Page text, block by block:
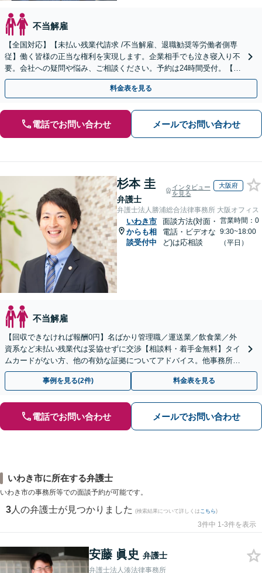
不当解雇
【全国対応】【未払い残業代請求 /不当解雇、退職勧奨等労働者側専
従】働く皆様の正当な権利を実現します。企業相手でも泣き寝入り不
要。会社への疑問や悩み、ご相談ください。予約は24時間受付。【初
回面談無料】【夜間・休日対応可】
料金表を見る
電話でお問い合わせ メールでお問い合わせ
杉本 圭
弁護士
インタビュー
を見る
大阪府
弁護士法人勝浦総合法律事務所 大阪オフィス
いわき市
からも相
談受付中
面談方法(対面・
電話・ビデオな
ど)は応相談
営業時間：0
9:30~18:00
（平日）
不当解雇
【回収できなければ報酬0円】名ばかり管理職／運送業／飲食業／外
資系など未払い残業代は妥協せずに交渉【相談料・着手金無料】タイ
ムカードがない方、他の有効な証拠についてアドバイス。他事務所で
断られた方もご相談ください。あなたの権利を守ります！
事例を見る(2件) 料金表を見る
電話でお問い合わせ メールでお問い合わせ
いわき市に所在する弁護士
いわき市の事務所等での面談予約が可能です。
3 人の弁護士が見つかりました (検索結果について詳しくは こちら)
3件中 1-3件を表示
安藤 眞史 弁護士
弁護士法人湊法律事務所